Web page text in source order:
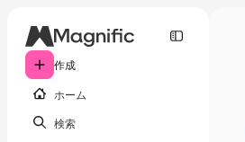
作成
ホーム
検索